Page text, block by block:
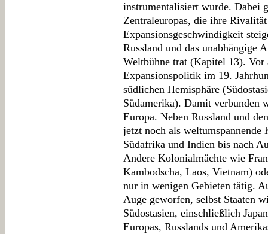
instrumentalisiert wurde. Dabei
Zentraleuropas, die ihre
Expansionsgeschwindigkeit
Russland und das unabhängige
Weltbühne trat (Kapitel 13). Vor
Expansionspolitik im 19.
südlichen Hemisphäre
Südamerika). Damit verbunden
Europa. Neben Russland und
jetzt noch als
Südafrika und Indien bis nach
Andere Kolonialmächte wie
Kambodscha, Laos, Vietnam)
nur in wenigen Gebieten tätig.
Auge geworfen, selbst Staaten
Südostasien, einschließlich
Europas, Russlands und